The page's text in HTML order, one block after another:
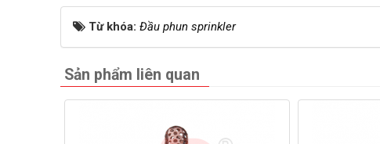
Từ khóa: Đầu phun sprinkler
Sản phẩm liên quan